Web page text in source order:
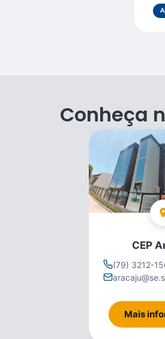
Conheça
CEP
(79) 3212-
Mais